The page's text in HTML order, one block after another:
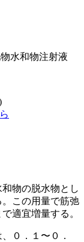
水和物注射液
物の脱水物とし
この用量で筋弛
適宜増量する。
０．１〜０．